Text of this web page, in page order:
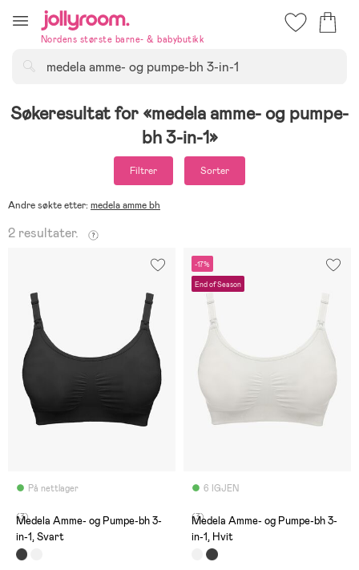
till
innehålletNordens største barne- & babybutikk
Søkeresultat for medela amme- og pumpe-
bh 3-in-1
Filtrer Sorter
Andre søkte etter: medela amme bh
2 resultater.
På nettlager
(3)
Medela Amme- og Pumpe-bh 3-
in-1, Svart
-17%
End of Season
6 IGJEN
(3)
Medela Amme- og Pumpe-bh 3-
in-1, Hvit